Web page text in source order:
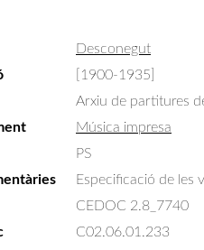
Desconegut
[1900-1935]
Arxiu de partitures
Música impresa
PS
Especificació de les
CEDOC 2.8_7740
C02.06.01.233